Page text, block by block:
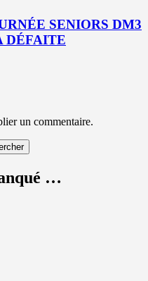
SENIORS DM3
DÉFAITE
un commentaire.
…